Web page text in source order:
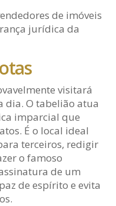
de imóveis
jurídica da
visitará
dia. O tabelião atua
imparcial que
É o local ideal
terceiros, redigir
o famoso
de um
de espírito e evita